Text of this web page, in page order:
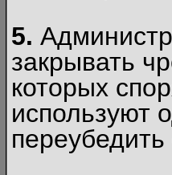
5.
закрывать
которых
используют